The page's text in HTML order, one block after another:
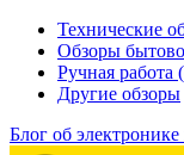
Технические
Обзоры
Ручная работа
Другие обзоры
Блог об